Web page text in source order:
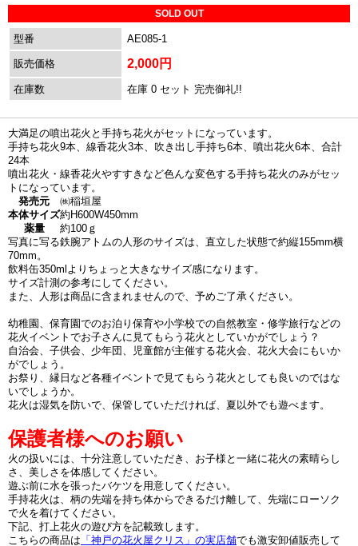
SOLD OUT
型番 AE085-1
販売価格 2,000円
在庫数 在庫 0 セット 完売御礼!!
大満足の噴出花火と手持ち花火がセットになっています。
手持ち花火9本、線香花火3本、吹き出し手持ち6本、噴出花火6本、合計
24本
噴出花火・線香花火やすすきなど色んな変色する手持ち花火のみがセッ
トになっています。
発売元
㈱稲垣屋
本体サイズ約H600W450mm
薬量
約100ｇ
写真に写る鉄腕アトムの人形のサイズは、直立した状態で約縦155mm横
70mm。
飲料缶350mlよりちょっと大きなサイズ感になります。
サイズ計測の参考にしてください。
また、人形は商品に含まれませんので、予めご了承ください。
幼稚園、保育園でのお泊り保育や小学校での自然教室・修学旅行などの
花火イベントでお子さんに見てもらう花火としていかがでしょう？
自治会、子供会、少年団、児童館が主催する花火会、花火大会にもいか
がでしょう。
お祭り、縁日など各種イベントで見てもらう花火としても良いのではな
いでしょうか。
花火は湿気を防いで、保管していただければ、夏以外でも遊べます。
保護者様へのお願い
火の扱いには、十分注意していただき、お子様と一緒に花火の素晴らし
さ、美しさを体感してください。
遊ぶ前に水を張ったバケツを用意してください。
手持花火は、柄の先端を持ち体からできるだけ離して、先端にローソク
で火を着けてください。
下記、打上花火の遊び方を記載致します。
こちらの商品は 「神戸の花火屋クリス」の実店舗でも激安卸値販売して